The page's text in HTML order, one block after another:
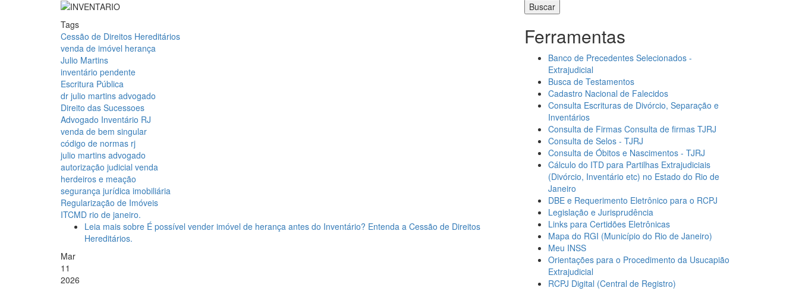
Tags
Cessão de Direitos Hereditários
venda de imóvel herança
Julio Martins
inventário pendente
Escritura Pública
dr julio martins advogado
Direito das Sucessoes
Advogado Inventário RJ
venda de bem singular
código de normas rj
julio martins advogado
autorização judicial venda
herdeiros e meação
segurança jurídica imobiliária
Regularização de Imóveis
ITCMD rio de janeiro.
Leia mais sobre É possível vender imóvel de herança antes do Inventário? Entenda a Cessão de Direitos
Hereditários.
Mar
11
2026
Ferramentas
Banco de Precedentes Selecionados -
Extrajudicial
Busca de Testamentos
Cadastro Nacional de Falecidos
Consulta Escrituras de Divórcio, Separação e
Inventários
Consulta de Firmas Consulta de firmas TJRJ
Consulta de Selos - TJRJ
Consulta de Óbitos e Nascimentos - TJRJ
Cálculo do ITD para Partilhas Extrajudiciais
(Divórcio, Inventário etc) no Estado do Rio de
Janeiro
DBE e Requerimento Eletrônico para o RCPJ
Legislação e Jurisprudência
Links para Certidões Eletrônicas
Mapa do RGI (Município do Rio de Janeiro)
Meu INSS
Orientações para o Procedimento da Usucapião
Extrajudicial
RCPJ Digital (Central de Registro)